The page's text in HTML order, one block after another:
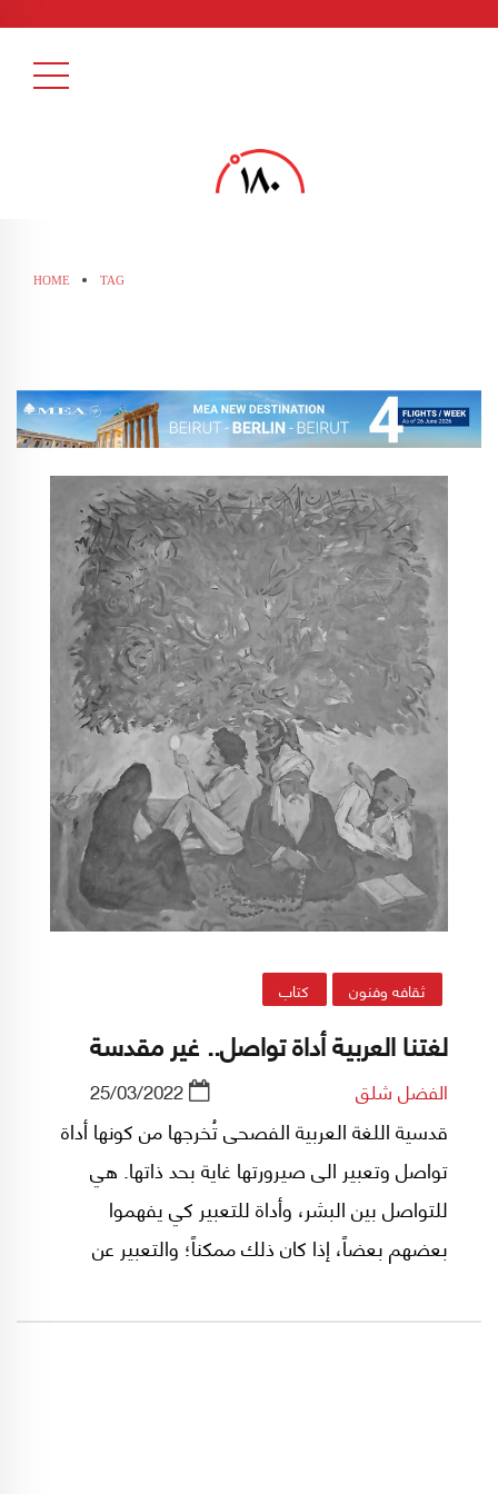
HOME TAG
ثقافه وفنون كتاب
لغتنا العربية أداة تواصل.. غير مقدسة
الفضل شلق 25/03/2022
قدسية اللغة العربية الفصحى تُخرجها من كونها أداة
تواصل وتعبير الى صيرورتها غاية بحد ذاتها. هي
للتواصل بين البشر، وأداة للتعبير كي يفهموا
بعضهم بعضاً، إذا كان ذلك ممكناً؛ والتعبير عن
وتعميم هذا الفهم وذلك بوسائل الحكايات